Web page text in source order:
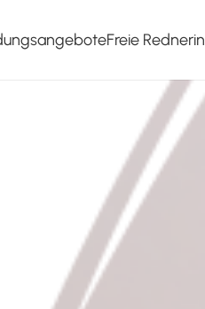
Freie Rednerin